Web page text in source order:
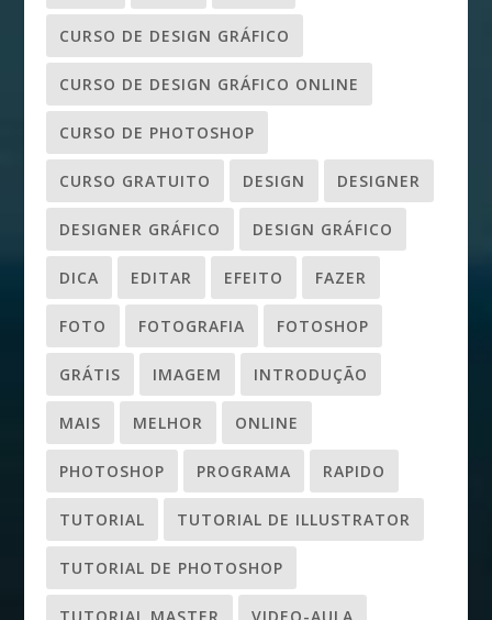
CURSO DE DESIGN GRÁFICO
CURSO DE DESIGN GRÁFICO ONLINE
CURSO DE PHOTOSHOP
CURSO GRATUITO DESIGN DESIGNER
DESIGNER GRÁFICO DESIGN GRÁFICO
DICA EDITAR EFEITO FAZER
FOTO FOTOGRAFIA FOTOSHOP
GRÁTIS IMAGEM INTRODUÇÃO
MAIS MELHOR ONLINE
PHOTOSHOP PROGRAMA RAPIDO
TUTORIAL TUTORIAL DE ILLUSTRATOR
TUTORIAL DE PHOTOSHOP